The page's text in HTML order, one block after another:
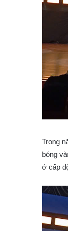
Trong
bóng
ở cấp